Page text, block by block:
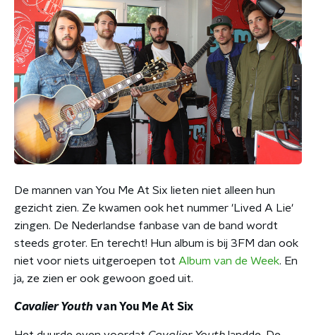
De mannen van You Me At Six lieten niet alleen hun
gezicht zien. Ze kwamen ook het nummer 'Lived A Lie'
zingen. De Nederlandse fanbase van de band wordt
steeds groter. En terecht! Hun album is bij 3FM dan ook
niet voor niets uitgeroepen tot Album van de Week. En
ja, ze zien er ook gewoon goed uit.
Cavalier Youth van You Me At Six